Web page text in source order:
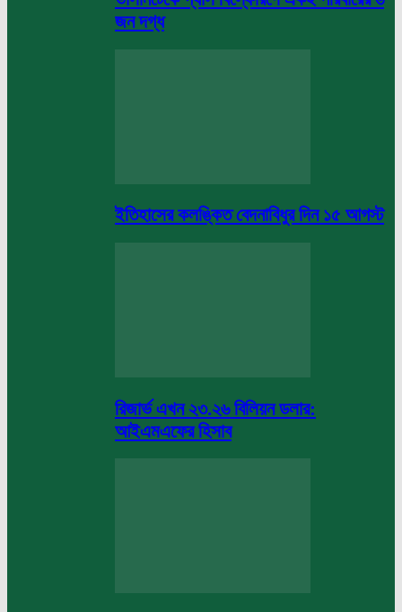
জন দগ্ধ
ইতিহাসের কলঙ্কিত বেদনাবিধুর দিন ১৫ আগস্ট
রিজার্ভ এখন ২৩.২৬ বিলিয়ন ডলার:
আইএমএফের হিসাব